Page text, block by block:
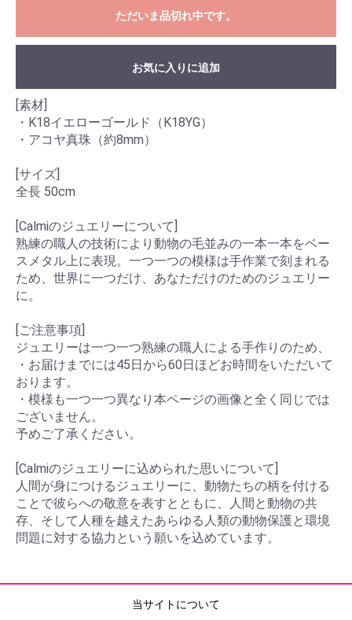
ただいま品切れ中です。
お気に入りに追加
[素材]
・K18イエローゴールド（K18YG）
・アコヤ真珠（約8mm）
[サイズ]
全長 50cm
[Calmiのジュエリーについて]
熟練の職人の技術により動物の毛並みの一本一本をベー
スメタル上に表現。一つ一つの模様は手作業で刻まれる
ため、世界に一つだけ、あなただけのためのジュエリー
に。
[ご注意事項]
ジュエリーは一つ一つ熟練の職人による手作りのため、
・お届けまでには45日から60日ほどお時間をいただいて
おります。
・模様も一つ一つ異なり本ページの画像と全く同じでは
ございません。
予めご了承ください。
[Calmiのジュエリーに込められた思いについて]
人間が身につけるジュエリーに、動物たちの柄を付ける
ことで彼らへの敬意を表すとともに、人間と動物の共
存、そして人種を越えたあらゆる人類の動物保護と環境
問題に対する協力という願いを込めています。
当サイトについて